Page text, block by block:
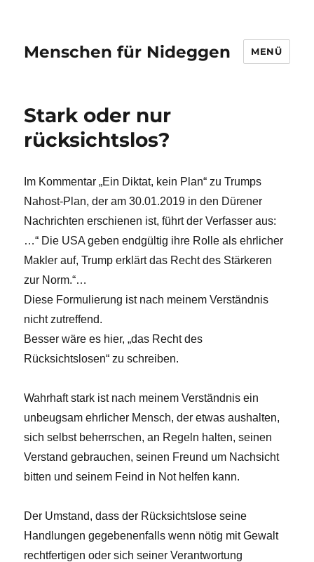
Menschen für Nideggen MENÜ
Stark oder nur
rücksichtslos?
Im Kommentar „Ein Diktat, kein Plan“ zu Trumps
Nahost-Plan, der am 30.01.2019 in den Dürener
Nachrichten erschienen ist, führt der Verfasser aus:
…“ Die USA geben endgültig ihre Rolle als ehrlicher
Makler auf, Trump erklärt das Recht des Stärkeren
zur Norm.“…
Diese Formulierung ist nach meinem Verständnis
nicht zutreffend.
Besser wäre es hier, „das Recht des
Rücksichtslosen“ zu schreiben.
Wahrhaft stark ist nach meinem Verständnis ein
unbeugsam ehrlicher Mensch, der etwas aushalten,
sich selbst beherrschen, an Regeln halten, seinen
Verstand gebrauchen, seinen Freund um Nachsicht
bitten und seinem Feind in Not helfen kann.
Der Umstand, dass der Rücksichtslose seine
Handlungen gegebenenfalls wenn nötig mit Gewalt
rechtfertigen oder sich seiner Verantwortung